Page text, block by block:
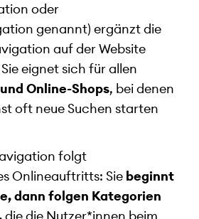
oder
genannt) ergänzt die
auf der Website
Sie eignet sich für allen
Online-Shops, bei denen
oft neue Suchen starten
folgt
Onlineauftritts: Sie beginnt
dann folgen Kategorien
die die Nutzer*innen beim